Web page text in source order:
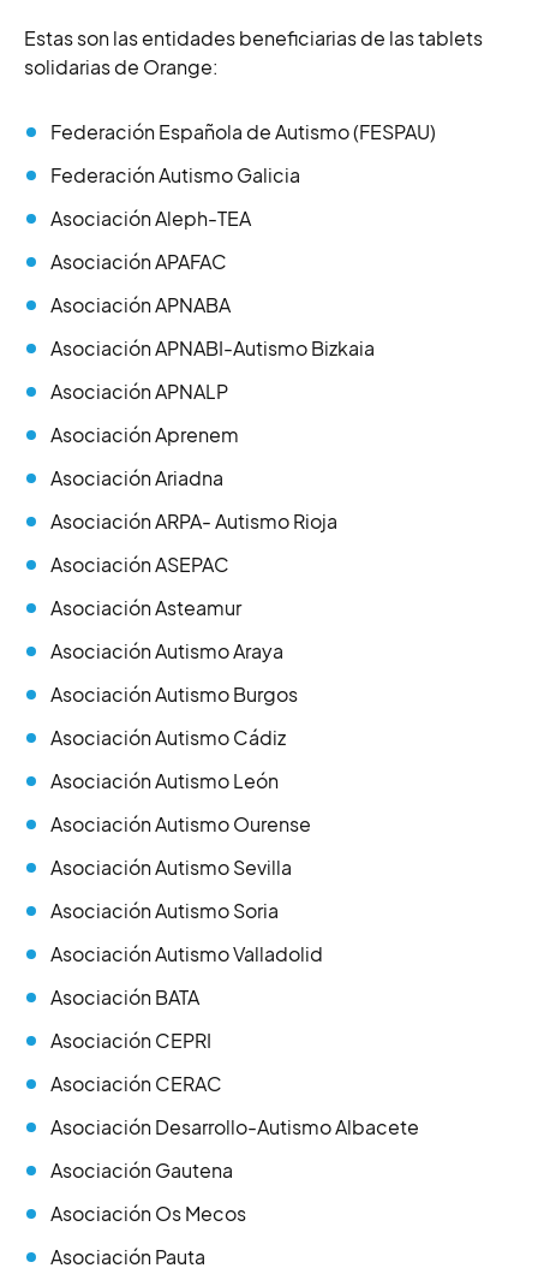
Estas son las entidades beneficiarias de las tablets
solidarias de Orange:
Federación Española de Autismo (FESPAU)
Federación Autismo Galicia
Asociación Aleph-TEA
Asociación APAFAC
Asociación APNABA
Asociación APNABI-Autismo Bizkaia
Asociación APNALP
Asociación Aprenem
Asociación Ariadna
Asociación ARPA- Autismo Rioja
Asociación ASEPAC
Asociación Asteamur
Asociación Autismo Araya
Asociación Autismo Burgos
Asociación Autismo Cádiz
Asociación Autismo León
Asociación Autismo Ourense
Asociación Autismo Sevilla
Asociación Autismo Soria
Asociación Autismo Valladolid
Asociación BATA
Asociación CEPRI
Asociación CERAC
Asociación Desarrollo-Autismo Albacete
Asociación Gautena
Asociación Os Mecos
Asociación Pauta